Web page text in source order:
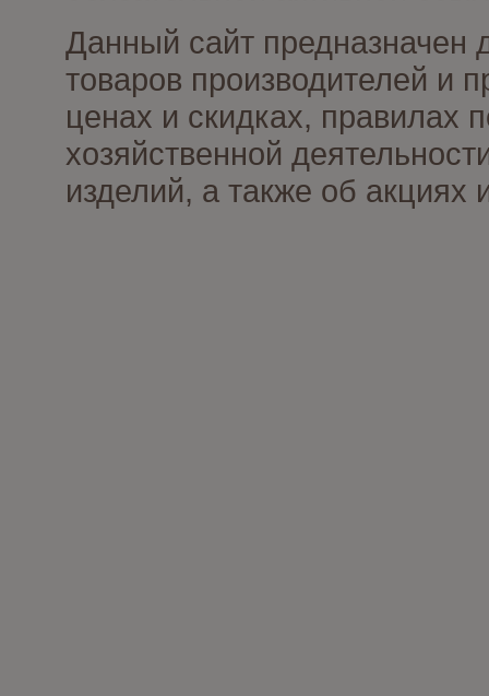
Данный сайт предназначен
товаров производителей и
ценах и скидках, правилах
хозяйственной
изделий, а также об